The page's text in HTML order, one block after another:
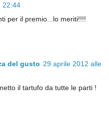
22:44
per il premio...lo meriti!!!!
del gusto 29 aprile 2012 alle
il tartufo da tutte le parti !